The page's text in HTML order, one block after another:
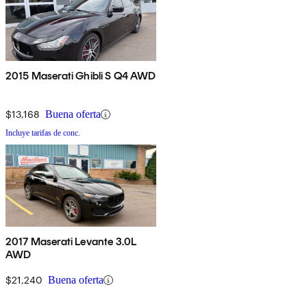
2015 Maserati Ghibli S Q4 AWD
$13,168 Buena oferta
Incluye tarifas de conc.
2017 Maserati Levante 3.0L
AWD
$21,240 Buena oferta